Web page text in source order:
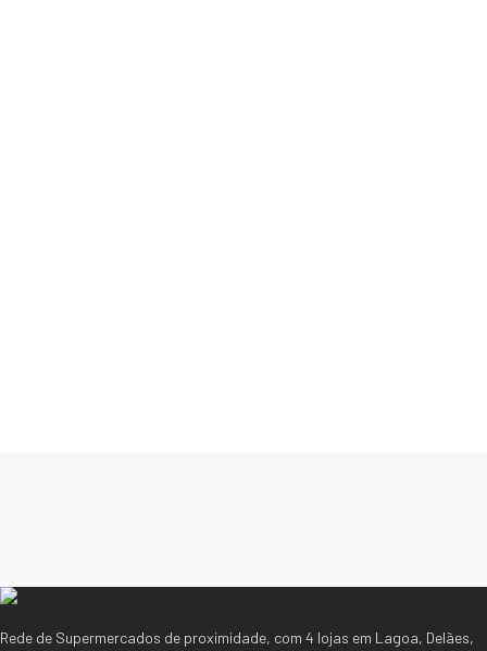
Rede de Supermercados de proximidade, com 4 lojas em Lagoa, Delães,